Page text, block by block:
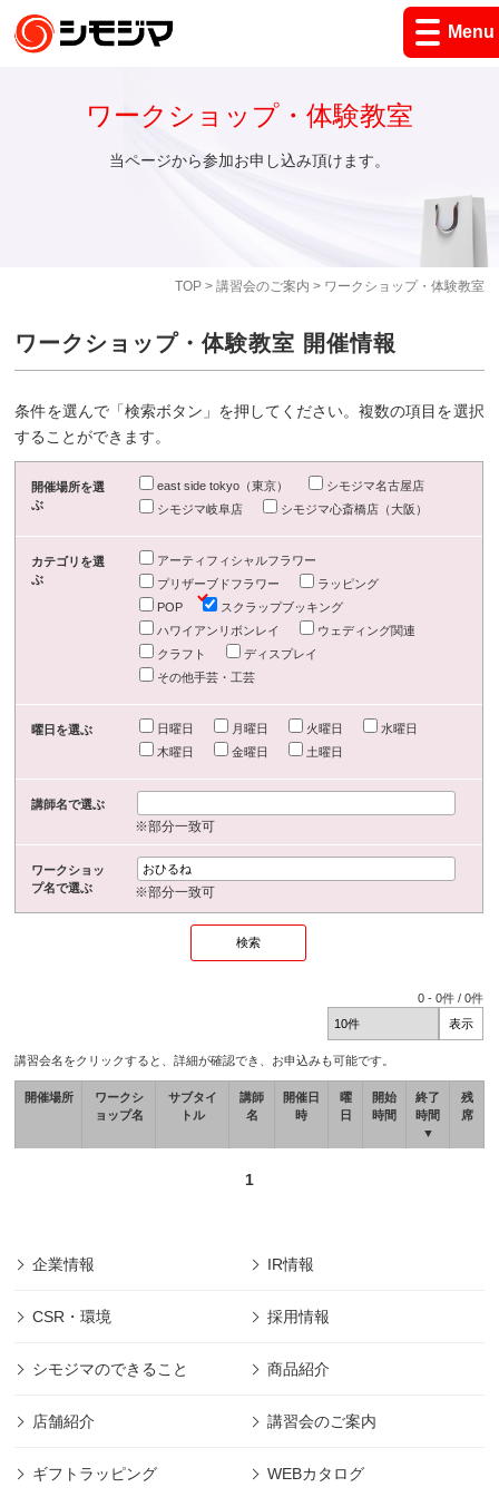
Menu
TOP> 講習会のご案内 > ワークショップ・体験教室
ワークショップ・体験教室
当ページから参加お申し込み頂けます。
ワークショップ・体験教室 開催情報
条件を選んで「検索ボタン」を押してください。複数の項目を選択
することができます。
開催場所を選
ぶ
east side tokyo（東京）
シモジマ名古屋店
シモジマ岐阜店
シモジマ心斎橋店（大阪）
カテゴリを選
ぶ
アーティフィシャルフラワー
プリザーブドフラワー
ラッピング
POP
スクラップブッキング
ハワイアンリボンレイ
ウェディング関連
クラフト
ディスプレイ
その他手芸・工芸
曜日を選ぶ 日曜日 月曜日 火曜日
水曜日
木曜日
金曜日 土曜日
講師名で選ぶ
※部分一致可
ワークショッ
プ名で選ぶ
※部分一致可
0 -0件 /0件
講習会名をクリックすると、詳細が確認でき、お申込みも可能です。
開催場所
ワークシ
ョップ名
サブタイ
トル
講師
名
開催日
時
曜
日
開始
時間
終了
時間
▼
残
席
1
企業情報 IR情報
CSR・環境 採用情報
シモジマのできること 商品紹介
店舗紹介 講習会のご案内
ギフトラッピング WEBカタログ